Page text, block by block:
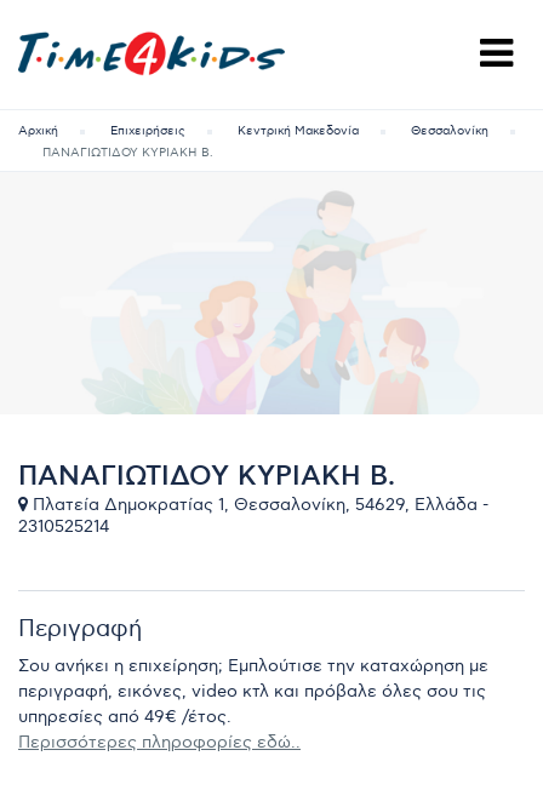
Αρχική Επιχειρήσεις Κεντρική Μακεδονία
Θεσσαλονίκη
ΠΑΝΑΓΙΩΤΙΔΟΥ ΚΥΡΙΑΚΗ Β.
ΠΑΝΑΓΙΩΤΙΔΟΥ ΚΥΡΙΑΚΗ Β.
Πλατεία Δημοκρατίας 1, Θεσσαλονίκη, 54629, Ελλάδα -
2310525214
Περιγραφή
Σου ανήκει η επιχείρηση; Εμπλούτισε την καταχώρηση με
περιγραφή, εικόνες, video κτλ και πρόβαλε όλες σου τις
υπηρεσίες από 49€ /έτος.
Περισσότερες πληροφορίες εδώ..